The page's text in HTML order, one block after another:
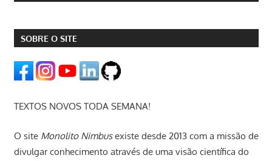
SOBRE O SITE
TEXTOS NOVOS TODA SEMANA!
O site Monolito Nimbusexiste desde 2013 com a missão de
divulgar conhecimento através de uma visão científica do